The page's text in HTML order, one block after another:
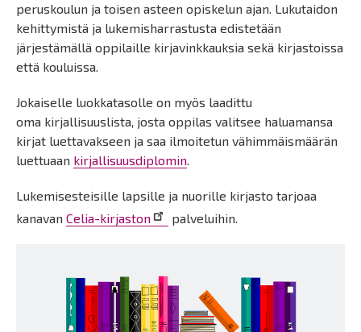
peruskoulun ja toisen asteen opiskelun ajan. Lukutaidon
kehittymistä ja lukemisharrastusta edistetään
järjestämällä oppilaille kirjavinkkauksia sekä kirjastoissa
että kouluissa.
Jokaiselle luokkatasolle on myös laadittu
oma kirjallisuuslista, josta oppilas valitsee haluamansa
kirjat luettavakseen ja saa ilmoitetun vähimmäismäärän
luettuaan kirjallisuusdiplomin.
Lukemisesteisille lapsille ja nuorille kirjasto tarjoaa
kanavan Celia-kirjaston palveluihin.